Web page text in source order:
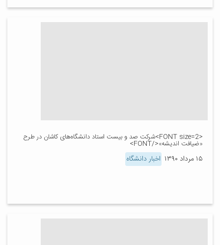
<FONT size=2>شرکت صد و بیست استاد دانشگاه‌های کاشان در طرح
«ضیافت اندیشه»</FONT>
۱۵ مرداد ۱۳۹۰ اخبار دانشگاه